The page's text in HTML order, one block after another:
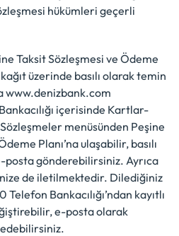
hükümleri geçerli
Taksit Sözleşmesi ve Ödeme
üzerinde basılı olarak temin
www.denizbank.com
içerisinde Kartlar-
menüsünden Peşine
Planı’na ulaşabilir, basılı
gönderebilirsiniz. Ayrıca
de iletilmektedir. Dilediğiniz
Bankacılığı’ndan kayıtlı
e-posta olarak